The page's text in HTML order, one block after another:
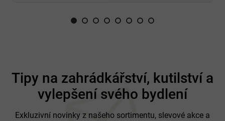
Tipy na zahrádkářství, kutilství a
vylepšení svého bydlení
Exkluzivní novinky z našeho sortimentu, slevové akce a